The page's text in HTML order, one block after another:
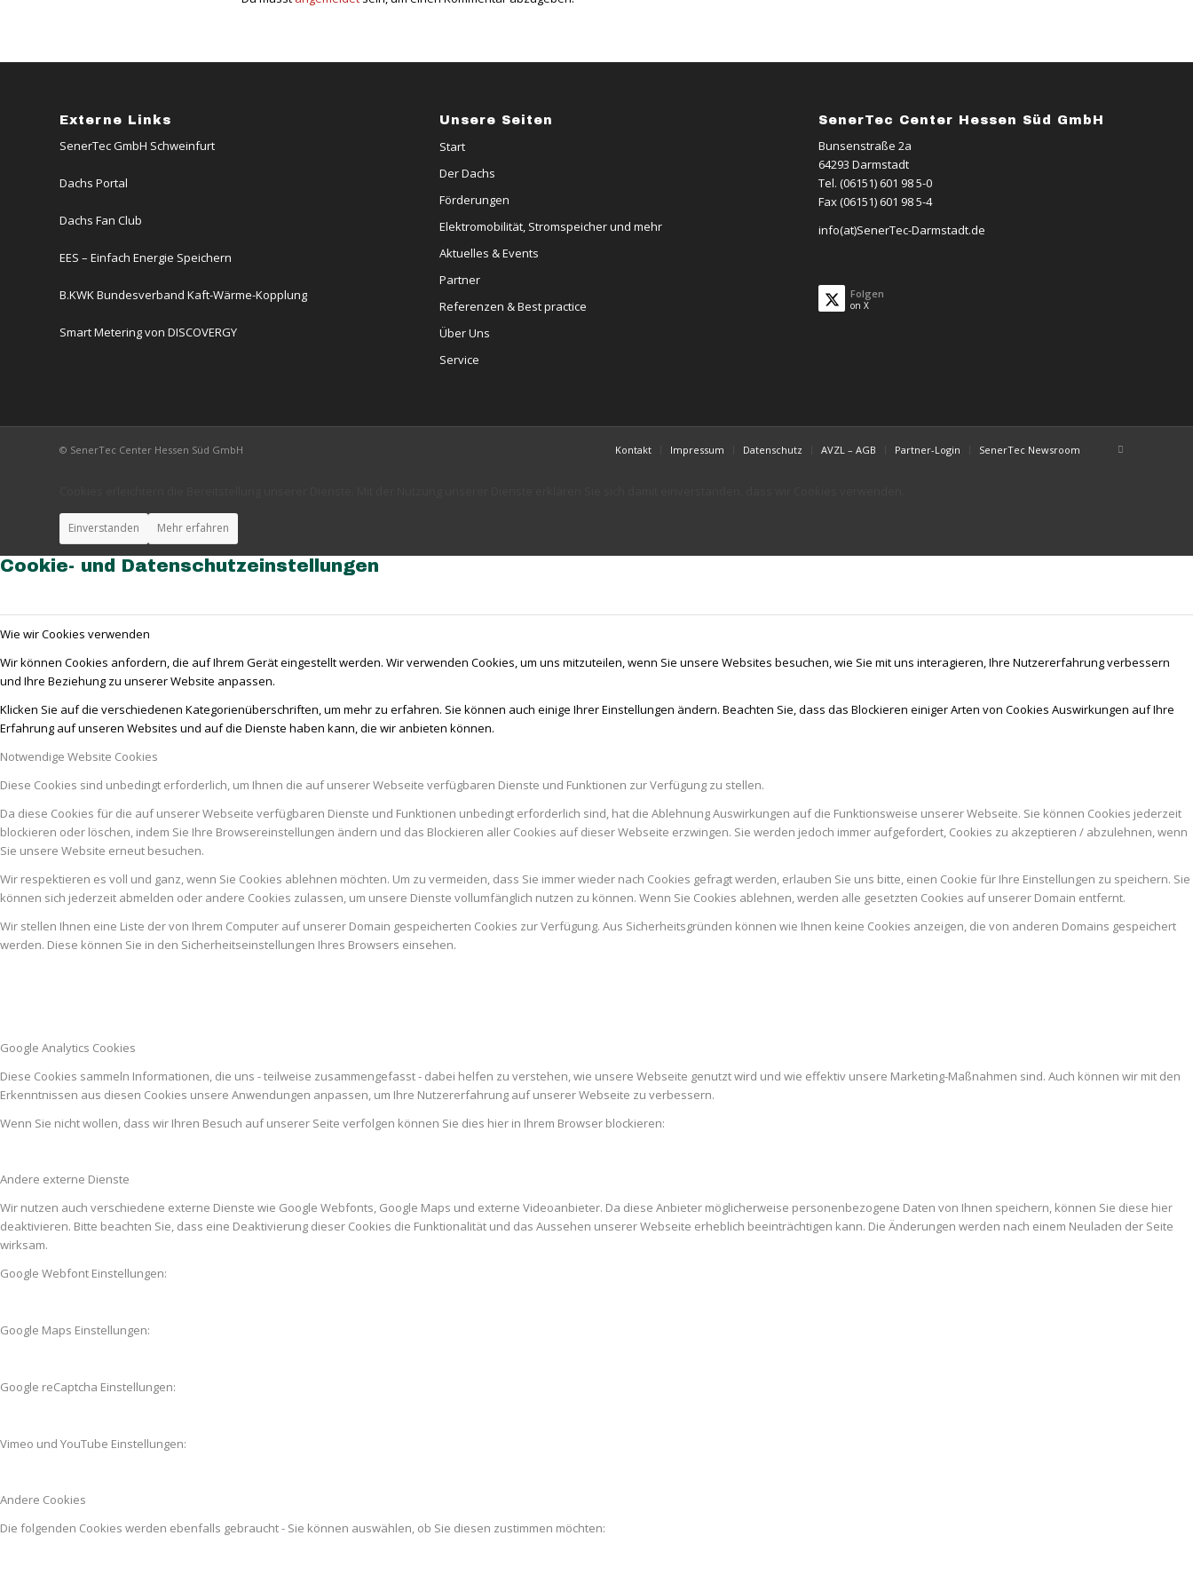
Externe Links
SenerTec GmbH Schweinfurt
Dachs Portal
Dachs Fan Club
EES – Einfach Energie Speichern
B.KWK Bundesverband Kaft-Wärme-Kopplung
Smart Metering von DISCOVERGY
Unsere Seiten
Start
Der Dachs
Förderungen
Elektromobilität, Stromspeicher und mehr
Aktuelles & Events
Partner
Referenzen & Best practice
Über Uns
Service
SenerTec Center Hessen Süd GmbH
Bunsenstraße 2a
64293 Darmstadt
Tel. (06151) 601 98 5-0
Fax (06151) 601 98 5-4
info(at)SenerTec-Darmstadt.de
Folgen
on X
© SenerTec Center Hessen Süd GmbH Kontakt Impressum Datenschutz AVZL – AGB Partner-Login SenerTec Newsroom
Einverstanden Mehr erfahren
Cookie- und Datenschutzeinstellungen
Wie wir Cookies verwenden
Wir können Cookies anfordern, die auf Ihrem Gerät eingestellt werden. Wir verwenden Cookies, um uns mitzuteilen, wenn Sie unsere Websites besuchen, wie Sie mit uns interagieren, Ihre Nutzererfahrung verbessern
und Ihre Beziehung zu unserer Website anpassen.
Klicken Sie auf die verschiedenen Kategorienüberschriften, um mehr zu erfahren. Sie können auch einige Ihrer Einstellungen ändern. Beachten Sie, dass das Blockieren einiger Arten von Cookies Auswirkungen auf Ihre
Erfahrung auf unseren Websites und auf die Dienste haben kann, die wir anbieten können.
Notwendige Website Cookies
Diese Cookies sind unbedingt erforderlich, um Ihnen die auf unserer Webseite verfügbaren Dienste und Funktionen zur Verfügung zu stellen.
Da diese Cookies für die auf unserer Webseite verfügbaren Dienste und Funktionen unbedingt erforderlich sind, hat die Ablehnung Auswirkungen auf die Funktionsweise unserer Webseite. Sie können Cookies jederzeit
blockieren oder löschen, indem Sie Ihre Browsereinstellungen ändern und das Blockieren aller Cookies auf dieser Webseite erzwingen. Sie werden jedoch immer aufgefordert, Cookies zu akzeptieren / abzulehnen, wenn
Sie unsere Website erneut besuchen.
Wir respektieren es voll und ganz, wenn Sie Cookies ablehnen möchten. Um zu vermeiden, dass Sie immer wieder nach Cookies gefragt werden, erlauben Sie uns bitte, einen Cookie für Ihre Einstellungen zu speichern. Sie
können sich jederzeit abmelden oder andere Cookies zulassen, um unsere Dienste vollumfänglich nutzen zu können. Wenn Sie Cookies ablehnen, werden alle gesetzten Cookies auf unserer Domain entfernt.
Wir stellen Ihnen eine Liste der von Ihrem Computer auf unserer Domain gespeicherten Cookies zur Verfügung. Aus Sicherheitsgründen können wie Ihnen keine Cookies anzeigen, die von anderen Domains gespeichert
werden. Diese können Sie in den Sicherheitseinstellungen Ihres Browsers einsehen.
Google Analytics Cookies
Diese Cookies sammeln Informationen, die uns - teilweise zusammengefasst - dabei helfen zu verstehen, wie unsere Webseite genutzt wird und wie effektiv unsere Marketing-Maßnahmen sind. Auch können wir mit den
Erkenntnissen aus diesen Cookies unsere Anwendungen anpassen, um Ihre Nutzererfahrung auf unserer Webseite zu verbessern.
Wenn Sie nicht wollen, dass wir Ihren Besuch auf unserer Seite verfolgen können Sie dies hier in Ihrem Browser blockieren:
Andere externe Dienste
Wir nutzen auch verschiedene externe Dienste wie Google Webfonts, Google Maps und externe Videoanbieter. Da diese Anbieter möglicherweise personenbezogene Daten von Ihnen speichern, können Sie diese hier
deaktivieren. Bitte beachten Sie, dass eine Deaktivierung dieser Cookies die Funktionalität und das Aussehen unserer Webseite erheblich beeinträchtigen kann. Die Änderungen werden nach einem Neuladen der Seite
wirksam.
Google Webfont Einstellungen:
Google Maps Einstellungen:
Google reCaptcha Einstellungen:
Vimeo und YouTube Einstellungen:
Andere Cookies
Die folgenden Cookies werden ebenfalls gebraucht - Sie können auswählen, ob Sie diesen zustimmen möchten: